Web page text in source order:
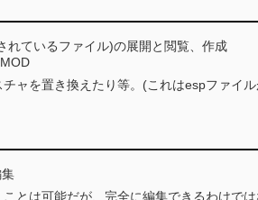
れているファイル)の展開と閲覧、作成
ャを置き換えたり等。(これはespファイ
とは可能だが、完全に編集できるわけで